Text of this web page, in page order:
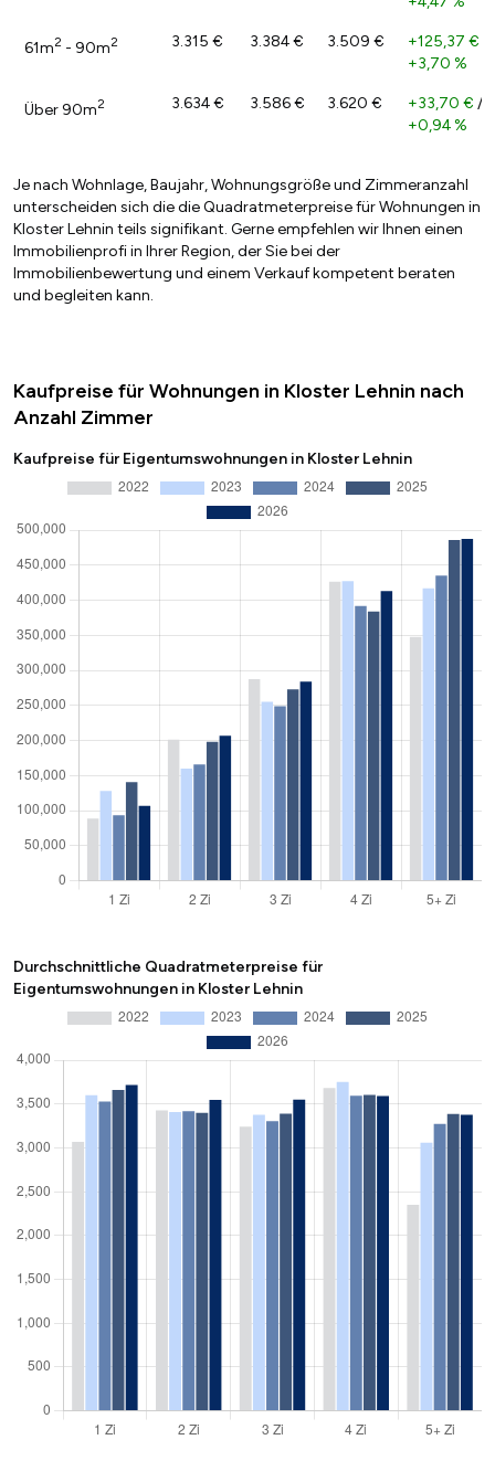
61m2 - 90m2 3.315 € 3.384 € 3.509 € +125,37 €
+3,70 %
Über 90m2 3.634 € 3.586 € 3.620 € +33,70 € /
+0,94 %
Je nach Wohnlage, Baujahr, Wohnungsgröße und Zimmeranzahl
unterscheiden sich die die Quadratmeterpreise für Wohnungen in
Kloster Lehnin teils signifikant. Gerne empfehlen wir Ihnen einen
Immobilienprofi in Ihrer Region, der Sie bei der
Immobilienbewertung und einem Verkauf kompetent beraten
und begleiten kann.
Kaufpreise für Wohnungen in Kloster Lehnin nach
Anzahl Zimmer
Kaufpreise für Eigentumswohnungen in Kloster Lehnin
Durchschnittliche Quadratmeterpreise für
Eigentumswohnungen in Kloster Lehnin